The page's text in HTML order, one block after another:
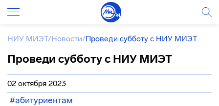
НИУ МИЭТ/Новости/Проведи субботу с НИУ МИЭТ
Проведи субботу с НИУ МИЭТ
02 октября 2023
#абитуриентам